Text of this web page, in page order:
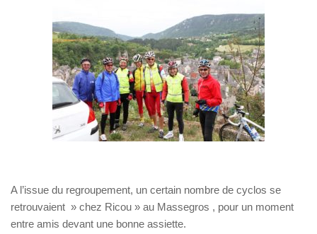
A l’issue du regroupement, un certain nombre de cyclos se
retrouvaient » chez Ricou » au Massegros , pour un moment
entre amis devant une bonne assiette.